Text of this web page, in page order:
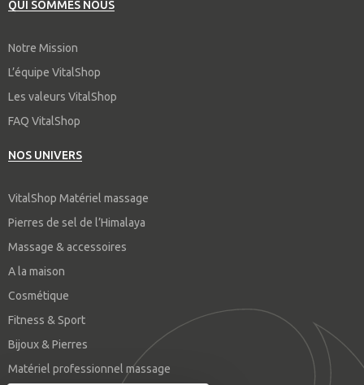
QUI SOMMES NOUS
Notre Mission
L’équipe VitalShop
Les valeurs VitalShop
FAQ VitalShop
NOS UNIVERS
VitalShop Matériel massage
Pierres de sel de l’Himalaya
Massage & accessoires
A la maison
Cosmétique
Fitness & Sport
Bijoux & Pierres
Matériel professionnel massage